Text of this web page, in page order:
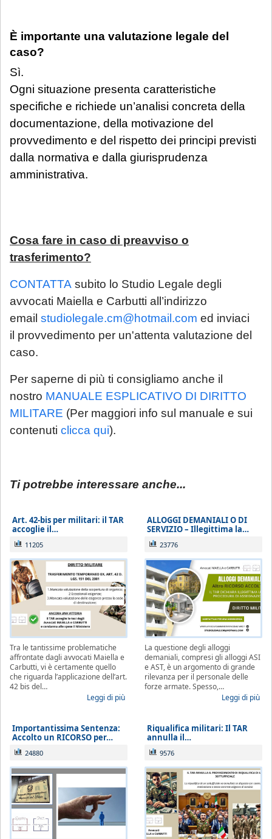
È importante una valutazione legale del
caso?
Sì.
Ogni situazione presenta caratteristiche
specifiche e richiede un’analisi concreta della
documentazione, della motivazione del
provvedimento e del rispetto dei principi previsti
dalla normativa e dalla giurisprudenza
amministrativa.
Cosa fare in caso di preavviso o
trasferimento?
CONTATTA subito lo Studio Legale degli
avvocati Maiella e Carbutti all’indirizzo
email studiolegale.cm@hotmail.com ed inviaci
il provvedimento per un'attenta valutazione del
caso.
Per saperne di più ti consigliamo anche il
nostro MANUALE ESPLICATIVO DI DIRITTO
MILITARE (Per maggiori info sul manuale e sui
contenuti clicca qui).
Ti potrebbe interessare anche...
Art. 42-bis per militari: il TAR
accoglie il…
11205
Tra le tantissime problematiche
affrontate dagli avvocati Maiella e
Carbutti, vi è certamente quello
che riguarda l’applicazione dell’art.
42 bis del…
Leggi di più
ALLOGGI DEMANIALI O DI
SERVIZIO – Illegittima la…
23776
La questione degli alloggi
demaniali, compresi gli alloggi ASI
e AST, è un argomento di grande
rilevanza per il personale delle
forze armate. Spesso,…
Leggi di più
Importantissima Sentenza:
Accolto un RICORSO per…
24880
Riqualifica militari: Il TAR
annulla il…
9576